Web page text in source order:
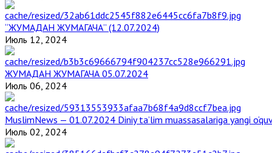
“ЖУМАДАН ЖУМАГАЧА” (12.07.2024)
Июль 12, 2024
ЖУМАДАН ЖУМАГАЧА 05.07.2024
Июль 06, 2024
MuslimNews — 01.07.2024 Diniy ta’lim muassasalariga yangi
Июль 02, 2024